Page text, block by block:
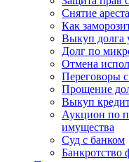
Снятие
Как
Выкуп долга
Долг по
Отмена
Переговоры
Прощение
Выкуп
Аукцион по
имущества
Суд с банком
Банкротство